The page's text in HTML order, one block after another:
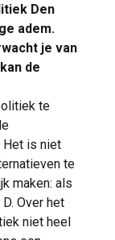
Den
adem.
je van
de
te
Het is niet
te
maken: als
Over het
niet heel